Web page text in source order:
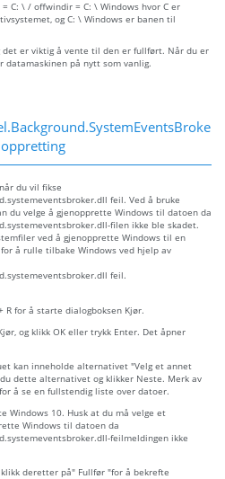
C: \ / offwindir = C: \ Windows hvor C er
og C: \ Windows er banen til
det er viktig å vente til den er fullført. Når du er
datamaskinen på nytt som vanlig.
du vil fikse
feil. Ved å bruke
du velge å gjenopprette Windows til datoen da
filen ikke ble skadet.
ved å gjenopprette Windows til en
å rulle tilbake Windows ved hjelp av
feil.
R for å starte dialogboksen Kjør.
og klikk OK eller trykk Enter. Det åpner
kan inneholde alternativet "Velg et annet
dette alternativet og klikker Neste. Merk av
å se en fullstendig liste over datoer.
Windows 10. Husk at du må velge et
Windows til datoen da
feilmeldingen ikke
deretter på" Fullfør "for å bekrefte